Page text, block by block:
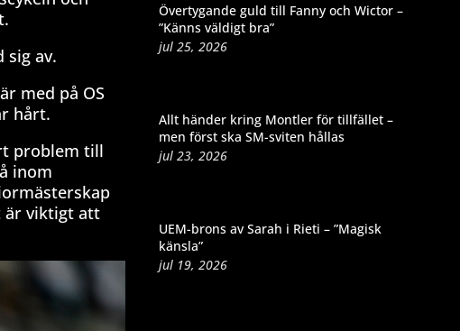
sig av.
med på OS
hårt.
problem till
inom
är viktigt att
Övertygande guld till Fanny och Wictor –
”Känns väldigt bra”
jul 25, 2026
Allt händer kring Montler för tillfället –
men först ska SM-sviten hållas
jul 23, 2026
UEM-brons av Sarah i Rieti – ”Magisk
känsla”
jul 19, 2026